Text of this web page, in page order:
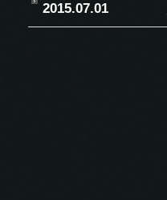
2015.07.01